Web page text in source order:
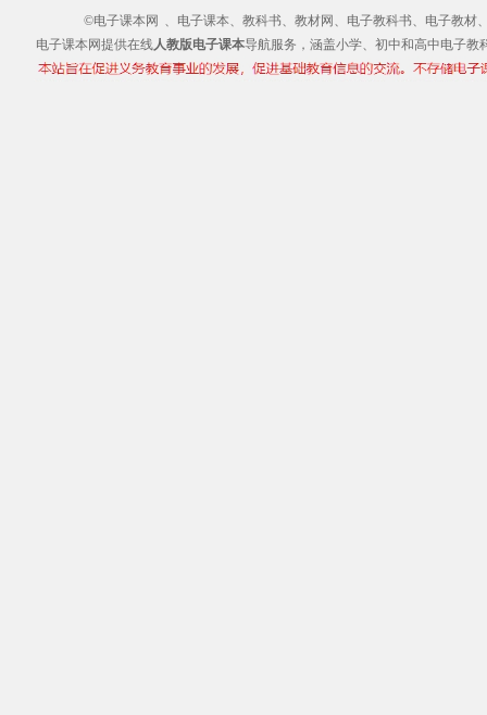
©电子课本网 、电子课本、教科书、教材网、电子教科书、电子教材
电子课本网提供在线人教版电子课本导航服务，涵盖小学、初中和高中电子